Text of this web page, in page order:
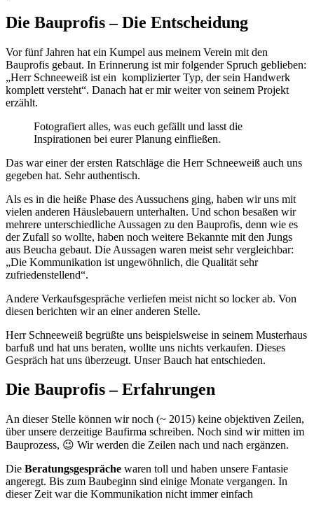
Die Bauprofis – Die Entscheidung
Vor fünf Jahren hat ein Kumpel aus meinem Verein mit den
Bauprofis gebaut. In Erinnerung ist mir folgender Spruch geblieben:
„Herr Schneeweiß ist ein komplizierter Typ, der sein Handwerk
komplett versteht“. Danach hat er mir weiter von seinem Projekt
erzählt.
Fotografiert alles, was euch gefällt und lasst die
Inspirationen bei eurer Planung einfließen.
Das war einer der ersten Ratschläge die Herr Schneeweiß auch uns
gegeben hat. Sehr authentisch.
Als es in die heiße Phase des Aussuchens ging, haben wir uns mit
vielen anderen Häuslebauern unterhalten. Und schon besaßen wir
mehrere unterschiedliche Aussagen zu den Bauprofis, denn wie es
der Zufall so wollte, haben noch weitere Bekannte mit den Jungs
aus Beucha gebaut. Die Aussagen waren meist sehr vergleichbar:
„Die Kommunikation ist ungewöhnlich, die Qualität sehr
zufriedenstellend“.
Andere Verkaufsgespräche verliefen meist nicht so locker ab. Von
diesen berichten wir an einer anderen Stelle.
Herr Schneeweiß begrüßte uns beispielsweise in seinem Musterhaus
barfuß und hat uns beraten, wollte uns nichts verkaufen. Dieses
Gespräch hat uns überzeugt. Unser Bauch hat entschieden.
Die Bauprofis – Erfahrungen
An dieser Stelle können wir noch (~ 2015) keine objektiven Zeilen,
über unsere derzeitige Baufirma schreiben. Noch sind wir mitten im
Bauprozess, 😉 Wir werden die Zeilen nach und nach ergänzen.
Die Beratungsgespräche waren toll und haben unsere Fantasie
angeregt. Bis zum Baubeginn sind einige Monate vergangen. In
dieser Zeit war die Kommunikation nicht immer einfach